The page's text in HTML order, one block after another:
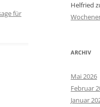
für
Helfried
ARCHIV
Mai 2026
Februar
Januar